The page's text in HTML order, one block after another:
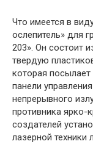
Что имеется в
ослепитель» для
203». Он состоит
твердую
которая
панели
непрерывного
противника
создателей
лазерной